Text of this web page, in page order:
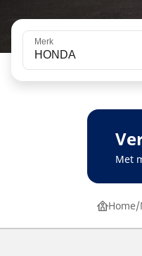
Merk
HONDA
Met
Home